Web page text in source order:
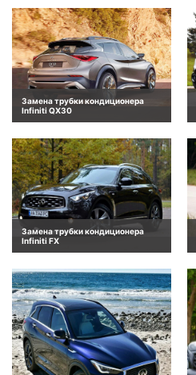
Замена трубки кондиционера
Infiniti QX30
Замена трубки кондиционера
Infiniti FX